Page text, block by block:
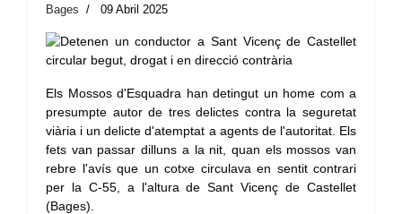
Bages 09 Abril 2025
Els Mossos d'Esquadra han detingut un home com a
presumpte autor de tres delictes contra la seguretat
viària i un delicte d'atemptat a agents de l'autoritat. Els
fets van passar dilluns a la nit, quan els mossos van
rebre l'avís que un cotxe circulava en sentit contrari
per la C-55, a l'altura de Sant Vicenç de Castellet
(Bages).